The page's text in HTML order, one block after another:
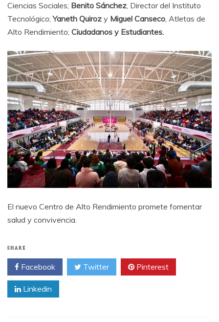
Ciencias Sociales; Benito Sánchez, Director del Instituto
Tecnológico;Yaneth Quiroz y Miguel Canseco, Atletas de
Alto Rendimiento; Ciudadanos y Estudiantes.
El nuevo Centro de Alto Rendimiento promete fomentar
salud y convivencia.
SHARE
Facebook Twitter Pinterest
Linkedin